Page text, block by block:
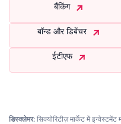
बैंकिंग
बॉन्ड और डिबेंचर
ईटीएफ
डिस्क्लेमर: सिक्योरिटीज़ मार्केट में